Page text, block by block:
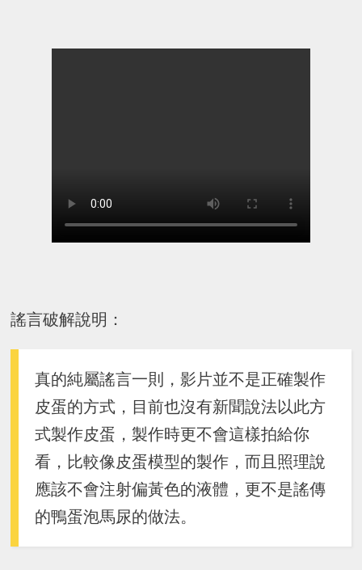
謠言破解說明：
真的純屬謠言一則，影片並不是正確製作
皮蛋的方式，目前也沒有新聞說法以此方
式製作皮蛋，製作時更不會這樣拍給你
看，比較像皮蛋模型的製作，而且照理說
應該不會注射偏黃色的液體，更不是謠傳
的鴨蛋泡馬尿的做法。